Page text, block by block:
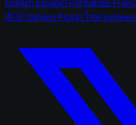
本語 Italiano Polskiไทย